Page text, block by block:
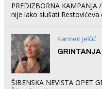
PREDIZBORNA
nije lako slušati
Karmen Jelčić
GRINTANJA
ŠIBENSKA NEVISTA OPET